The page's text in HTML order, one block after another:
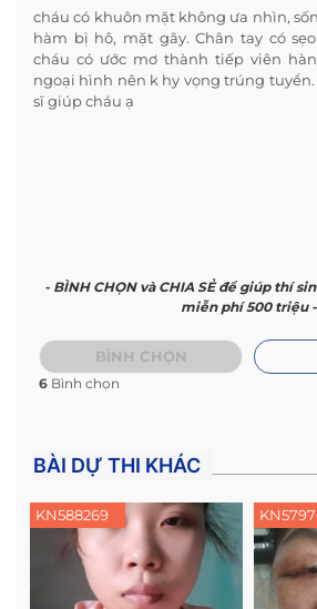
cháu có khuôn mặt không ưa nhìn,
hàm bị hô, mặt gãy. Chân tay có
cháu có ước mơ thành tiếp viên
ngoại hình nên k hy vọng trúng
sĩ giúp cháu ạ
- BÌNH CHỌN và CHIA SẺ để giúp thí
miễn phí 500 triệu -
BÌNH CHỌN
6 Bình chọn
BÀI DỰ THI KHÁC
KN588269